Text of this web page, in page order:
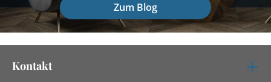
Zum Blog
Kontakt